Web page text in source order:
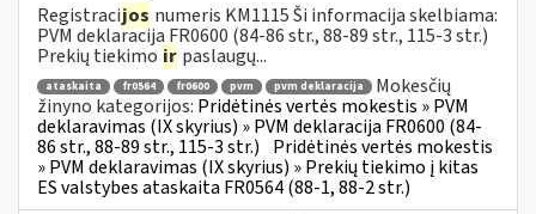
Registracijos numeris KM1115 Ši informacija skelbiama:
PVM deklaracija FR0600 (84-86 str., 88-89 str., 115-3 str.)
Prekių tiekimo ir paslaugų...
ataskaita fr0564 fr0600 pvm pvm deklaracija
Mokesčių
žinyno kategorijos: Pridėtinės vertės mokestis » PVM
deklaravimas (IX skyrius) » PVM deklaracija FR0600 (84-
86 str., 88-89 str., 115-3 str.) Pridėtinės vertės mokestis
» PVM deklaravimas (IX skyrius) » Prekių tiekimo į kitas
ES valstybes ataskaita FR0564 (88-1, 88-2 str.)